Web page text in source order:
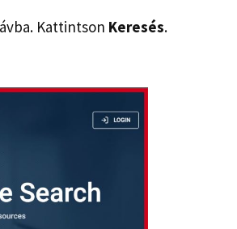
Kattintson Keresés.